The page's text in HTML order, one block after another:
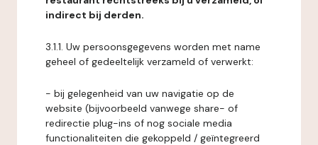
indirect bij derden.
3.1.1. Uw persoonsgegevens worden met name
geheel of gedeeltelijk verzameld of verwerkt:
- bij gelegenheid van uw navigatie op de
website (bijvoorbeeld vanwege share- of
redirectie plug-ins of nog sociale media
functionaliteiten die gekoppeld / geïntegreerd